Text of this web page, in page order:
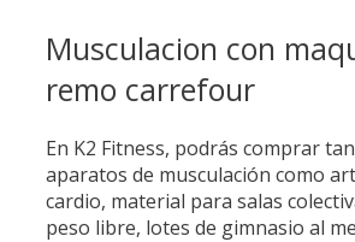
Musculacion con
remo carrefour
En K2 Fitness, podrás comprar
aparatos de musculación como
cardio, material para salas
peso libre, lotes de gimnasio al